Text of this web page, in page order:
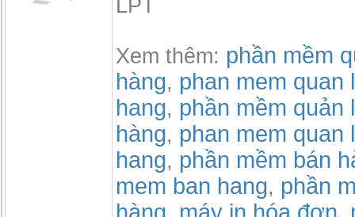
LPT
Xem thêm: phần mềm
hàng, phan mem quan
hang, phần mềm quản
hàng, phan mem quan
hang, phần mềm bán
mem ban hang, phần